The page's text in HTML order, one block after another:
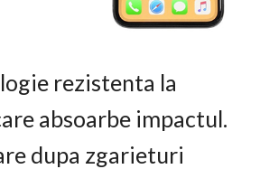
rezistenta la
absoarbe impactul.
dupa zgarieturi